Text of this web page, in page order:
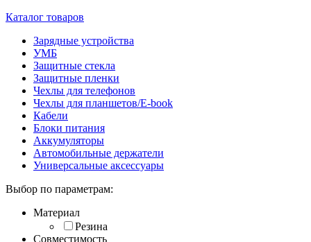
Каталог товаров
Зарядные устройства
УМБ
Защитные стекла
Защитные пленки
Чехлы для телефонов
Чехлы для планшетов/E-book
Кабели
Блоки питания
Аккумуляторы
Автомобильные держатели
Универсальные аксессуары
Выбор по параметрам:
Материал
Резина
Совместимость